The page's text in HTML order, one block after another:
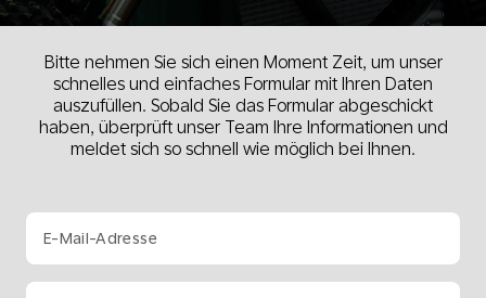
Bitte nehmen Sie sich einen Moment Zeit, um unser
schnelles und einfaches Formular mit Ihren Daten
auszufüllen. Sobald Sie das Formular abgeschickt
haben, überprüft unser Team Ihre Informationen und
meldet sich so schnell wie möglich bei Ihnen.
E-Mail-Adresse